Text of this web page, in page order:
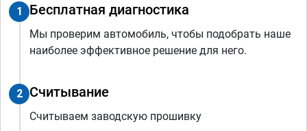
1 Бесплатная диагностика
Мы проверим автомобиль, чтобы подобрать наше
наиболее эффективное решение для него.
2 Считывание
Считываем заводскую прошивку